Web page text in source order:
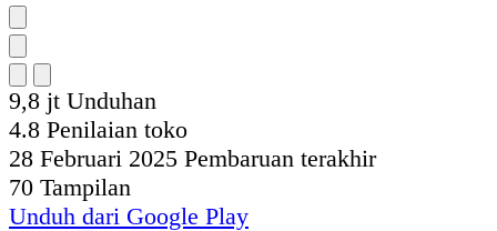
9,8 jt Unduhan
4.8 Penilaian toko
28 Februari 2025 Pembaruan terakhir
70 Tampilan
Unduh dari Google Play